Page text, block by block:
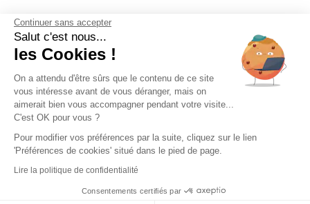
CONTACT
04 42 20 78 42
Du lundi au jeudi de 8h30 à 16h30 & le
vendredi de 8h30 à 15h30
Continuer sans accepter
Salut c'est nous...
les Cookies !
On a attendu d'être sûrs que le contenu de ce site
vous intéresse avant de vous déranger, mais on
aimerait bien vous accompagner pendant votre visite...
C'est OK pour vous ?
Pour modifier vos préférences par la suite, cliquez sur le lien
'Préférences de cookies' situé dans le pied de page.
Lire la politique de confidentialité
Consentements certifiés par